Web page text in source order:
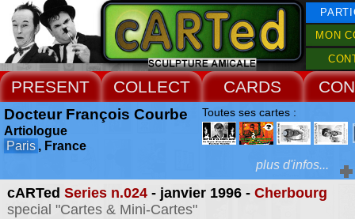
MON
PRESENT COLLECT CARDS
cARTed Series n.024- janvier 1996 - Cherbourg
special "Cartes & Mini-Cartes"
Docteur François Courbe
Artiologue
Paris , France
Toutes ses cartes :
Extras :
plus d'infos...